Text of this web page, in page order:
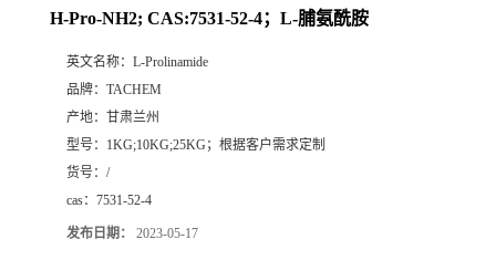
H-Pro-NH2; CAS:7531-52-4；L-脯氨酰胺
英文名称： L-Prolinamide
品牌： TACHEM
产地： 甘肃兰州
型号： 1KG;10KG;25KG；根据客户需求定制
货号： /
cas： 7531-52-4
发布日期： 2023-05-17